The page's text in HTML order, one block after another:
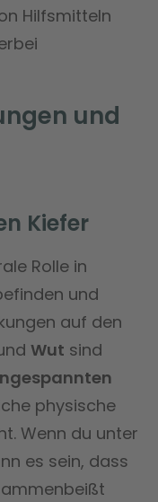
Hilfsmitteln
und
Kiefer
Rolle in
und
auf den
Wut sind
physische
Wenn du unter
es sein, dass